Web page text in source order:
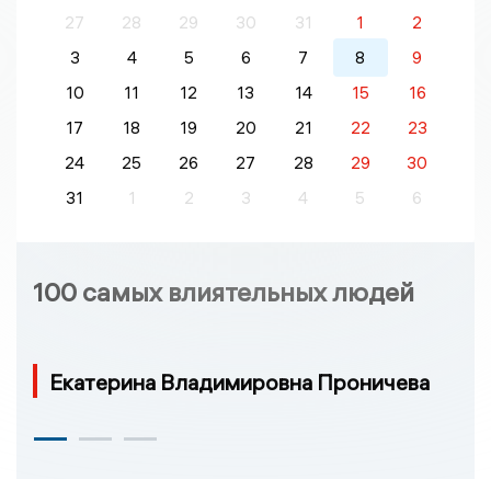
27
28 29 30 31 1
2
3
4 5 6 7 8
9
10
11 12 13 14 15
16
17
18 19 20 21 22
23
24
25 26 27 28 29
30
31
1 2 3 4 5 6
100 самых влиятельных людей
Екатерина Владимировна Проничева